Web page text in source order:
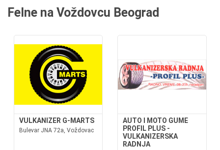
Felne na Voždovcu Beograd
VULKANIZER G-MARTS
Bulevar JNA 72a, Voždovac
AUTO I MOTO GUME
PROFIL PLUS -
VULKANIZERSKA
RADNJA